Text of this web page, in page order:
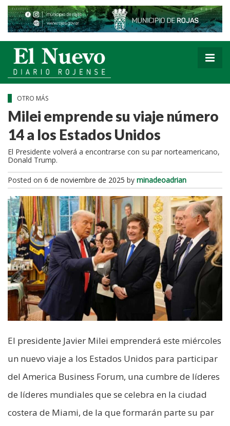
OTRO MÁS
Milei emprende su viaje número
14 a los Estados Unidos
El Presidente volverá a encontrarse con su par norteamericano,
Donald Trump.
Posted on 6 de noviembre de 2025 by minadeoadrian
El presidente Javier Milei emprenderá este miércoles
un nuevo viaje a los Estados Unidos para participar
del America Business Forum, una cumbre de líderes
de líderes mundiales que se celebra en la ciudad
costera de Miami, de la que formarán parte su par